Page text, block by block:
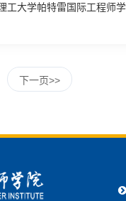
下一页>>